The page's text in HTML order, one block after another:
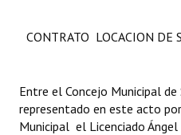
CONTRATO LOCACION DE
Entre el Concejo Municipal
representado en este acto
Municipal el Licenciado